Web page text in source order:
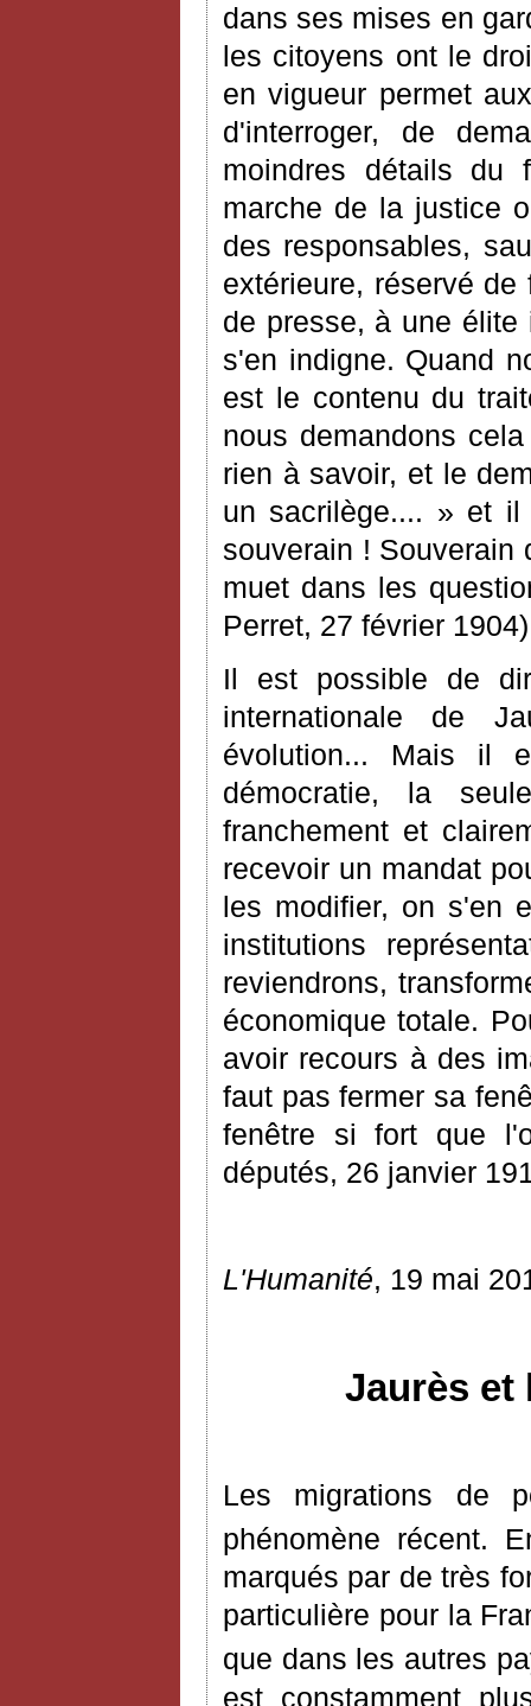
dans ses mises en
les citoyens ont le
en vigueur permet
d'interroger, de
moindres détails du
marche de la justice
des responsables,
extérieure, réservé
de presse, à une élite
s'en indigne. Quand
est le contenu du
nous demandons
rien à savoir, et le
un sacrilège.... » et
souverain ! Souverain
muet dans les
Perret, 27 février
Il est possible de
internationale de
évolution... Mais il
démocratie, la
franchement et
recevoir un mandat
les modifier, on s'en
institutions
reviendrons,
économique totale.
avoir recours à des
faut pas fermer sa
fenêtre si fort que
députés, 26 janvier
L'Humanité, 19 mai
Jaurès et
Les migrations de
phénomène récent.
marqués par de très
particulière pour la
que dans les autres
est constamment